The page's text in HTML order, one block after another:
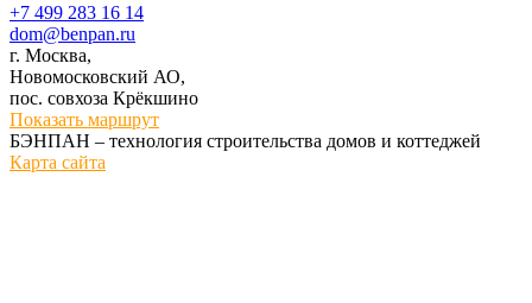
+7 499 283 16 14
dom@benpan.ru
г. Москва,
Новомосковский АО,
пос. совхоза Крёкшино
Показать маршрут
БЭНПАН – технология строительства домов и коттеджей
Карта сайта